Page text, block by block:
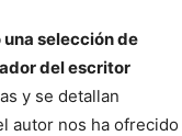
selección de
del escritor
y se detallan
autor nos ha ofrecido